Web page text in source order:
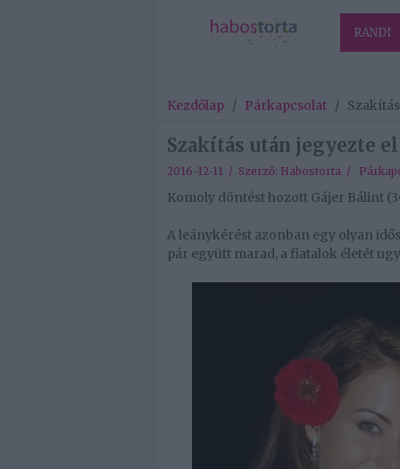
RANDI
Kezdőlap / Párkapcsolat /
Szakítás után jegyezte
2016-12-11 / Szerző: Habostorta /
Komoly döntést hozott Gájer Bálint
A leánykérést azonban egy olyan
pár együtt marad, a fiatalok életét